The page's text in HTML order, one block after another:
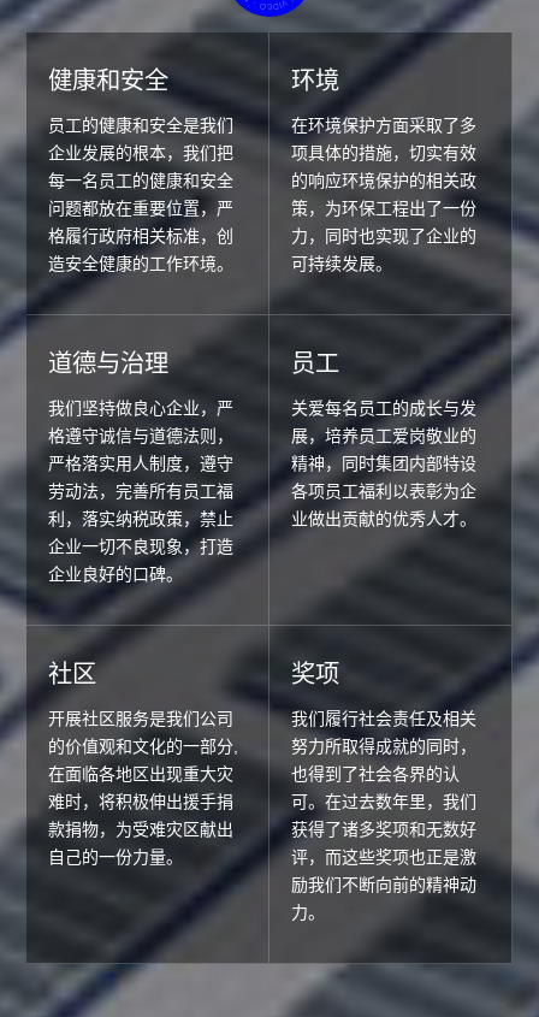
健康和安全
员工的健康和安全是我们
企业发展的根本，我们把
每一名员工的健康和安全
问题都放在重要位置，严
格履行政府相关标准，创
造安全健康的工作环境。
环境
在环境保护方面采取了多
项具体的措施，切实有效
的响应环境保护的相关政
策，为环保工程出了一份
力，同时也实现了企业的
可持续发展。
道德与治理
我们坚持做良心企业，严
格遵守诚信与道德法则，
严格落实用人制度，遵守
劳动法，完善所有员工福
利，落实纳税政策，禁止
企业一切不良现象，打造
企业良好的口碑。
员工
关爱每名员工的成长与发
展，培养员工爱岗敬业的
精神，同时集团内部特设
各项员工福利以表彰为企
业做出贡献的优秀人才。
社区
开展社区服务是我们公司
的价值观和文化的一部分,
在面临各地区出现重大灾
难时，将积极伸出援手捐
款捐物，为受难灾区献出
自己的一份力量。
奖项
我们履行社会责任及相关
努力所取得成就的同时，
也得到了社会各界的认
可。在过去数年里，我们
获得了诸多奖项和无数好
评，而这些奖项也正是激
励我们不断向前的精神动
力。